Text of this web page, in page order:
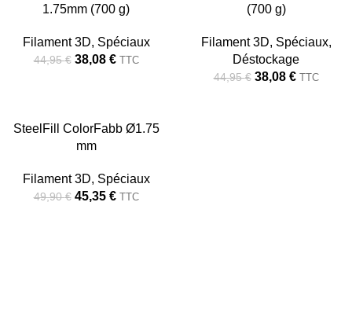
1.75mm (700 g)
Filament 3D, Spéciaux
44,95€ 38,08 € TTC
(700 g)
Filament 3D, Spéciaux,
Déstockage
44,95€ 38,08 € TTC
-9%
SteelFill ColorFabb Ø1.75
mm
Filament 3D, Spéciaux
49,90€ 45,35 € TTC